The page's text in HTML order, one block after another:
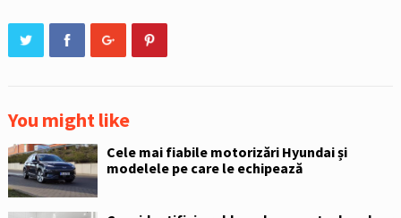
You might like
Cele mai fiabile motorizări Hyundai și
modelele pe care le echipează